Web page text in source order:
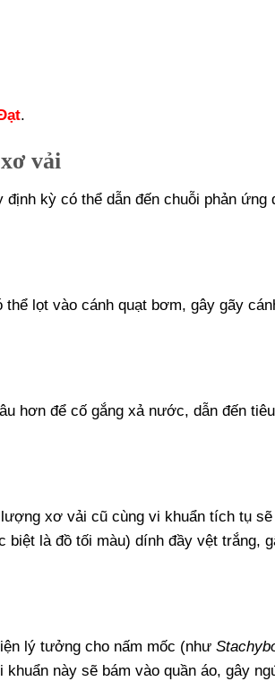
.
vải
định kỳ có thể dẫn đến chuỗi phản ứng
lọt vào cánh quạt bơm, gây gãy
hơn để cố gắng xả nước, dẫn đến
xơ vải cũ cùng vi khuẩn tích tụ
biệt là đồ tối màu) dính đầy vệt trắng,
lý tưởng cho nấm mốc (như
khuẩn này sẽ bám vào quần áo, gây